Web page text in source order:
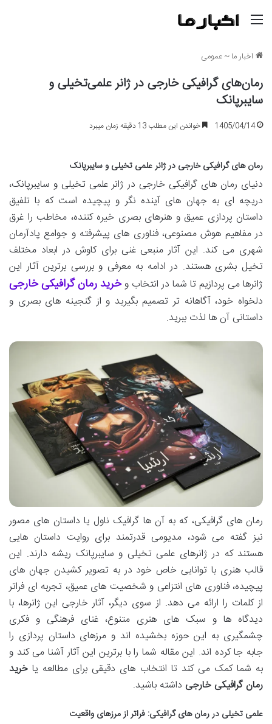
اخبار ما~عمومی
رمان‌های گرافیکی خارجی در ژانر علمی‌تخیلی و
سایبرپانک
1405/04/14 خواندن این مطلب 13 دقیقه زمان میبرد
رمان های گرافیکی خارجی در ژانر علمی تخیلی و سایبرپانک
دنیای رمان های گرافیکی خارجی در ژانر علمی تخیلی و سایبرپانک،
دریچه ای به جهان های آینده نگر و پیچیده است که با تلفیق
داستان پردازی عمیق و هنرهای بصری خیره کننده، مخاطب را غرق
در مفاهیم هوش مصنوعی، فناوری های پیشرفته و جوامع پادآرمان
شهری می کند. این آثار منبعی غنی برای کاوش در ابعاد مختلف
تخیل بشری هستند. در ادامه به معرفی و بررسی برترین آثار این
ژانرها می پردازیم تا شما در انتخاب وخرید رمان گرافیکی خارجی
دلخواه خود، آگاهانه تر تصمیم بگیرید و از گنجینه های بصری و
داستانی آن ها لذت ببرید.
رمان های گرافیکی، که به آن ها گرافیک ناول یا داستان های مصور
نیز گفته می شود، مدیومی قدرتمند برای روایت داستان هایی
هستند که در ژانرهای علمی تخیلی و سایبرپانک ریشه دارند. این
قالب هنری با توانایی خاص خود در به تصویر کشیدن جهان های
پیچیده، فناوری های انتزاعی و شخصیت های عمیق، تجربه ای فراتر
از کلمات را ارائه می دهد. از سوی دیگر، آثار خارجی این ژانرها، با
دیدگاه ها و سبک های هنری متنوع، غنای فرهنگی و فکری
چشمگیری به این حوزه بخشیده اند و مرزهای داستان پردازی را
جابه جا کرده اند. این مقاله شما را با برترین این آثار آشنا می کند و
به شما کمک می کند تا انتخاب های دقیقی برای مطالعه یا خرید
رمان گرافیکی خارجی داشته باشید.
علمی تخیلی در رمان های گرافیکی: فراتر از مرزهای واقعیت